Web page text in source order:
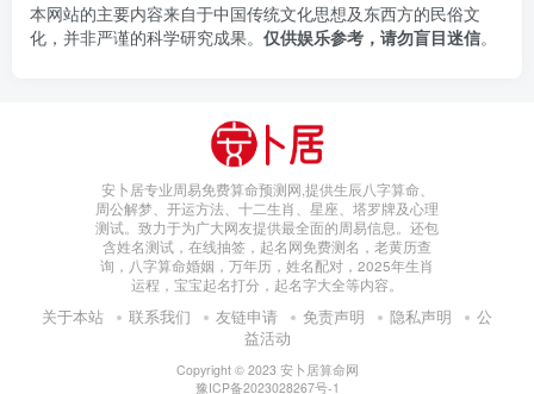
本网站的主要内容来自于中国传统文化思想及东西方的民俗文
化，并非严谨的科学研究成果。 仅供娱乐参考，请勿盲目迷信。
安卜居专业周易免费算命预测网,提供生辰八字算命、
周公解梦、开运方法、十二生肖、星座、塔罗牌及心理
测试。致力于为广大网友提供最全面的周易信息。还包
含姓名测试，在线抽签，起名网免费测名，老黄历查
询，八字算命婚姻，万年历，姓名配对，2025年生肖
运程，宝宝起名打分，起名字大全等内容。
关于本站 联系我们 友链申请 免责声明 隐私声明
公
益活动
Copyright © 2023 安卜居算命网
豫ICP备2023028267号-1